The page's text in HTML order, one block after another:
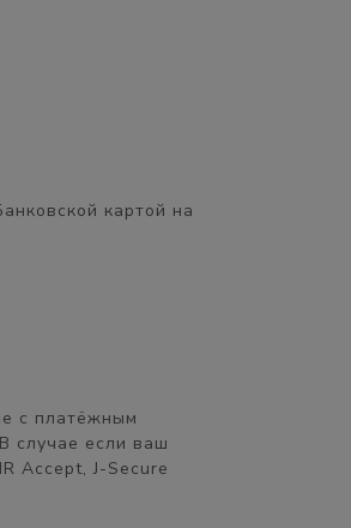
картой на
с платёжным
случае если ваш
Accept, J-Secure